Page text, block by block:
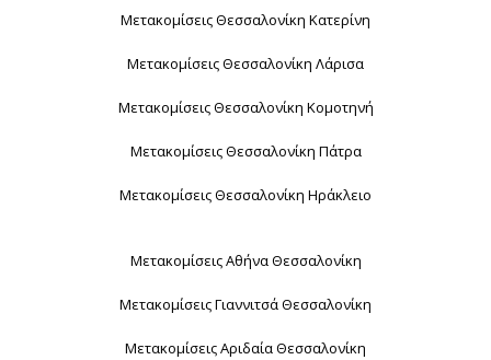
Μετακομίσεις Θεσσαλονίκη Κατερίνη
Μετακομίσεις Θεσσαλονίκη Λάρισα
Μετακομίσεις Θεσσαλονίκη Κομοτηνή
Μετακομίσεις Θεσσαλονίκη Πάτρα
Μετακομίσεις Θεσσαλονίκη Ηράκλειο
Μετακομίσεις Αθήνα Θεσσαλονίκη
Μετακομίσεις Γιαννιτσά Θεσσαλονίκη
Μετακομίσεις Αριδαία Θεσσαλονίκη